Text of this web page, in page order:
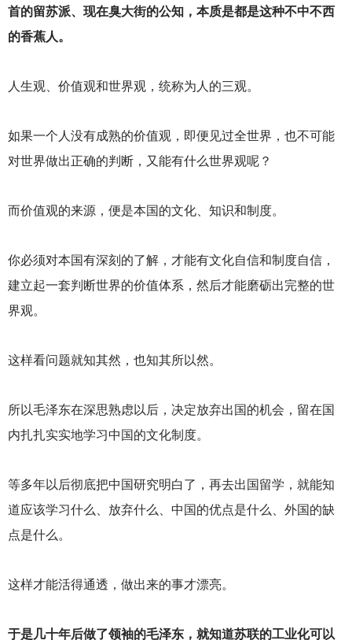
首的留苏派、现在臭大街的公知，本质是都是这种不中不西
的香蕉人。
人生观、价值观和世界观，统称为人的三观。
如果一个人没有成熟的价值观，即便见过全世界，也不可能
对世界做出正确的判断，又能有什么世界观呢？
而价值观的来源，便是本国的文化、知识和制度。
你必须对本国有深刻的了解，才能有文化自信和制度自信，
建立起一套判断世界的价值体系，然后才能磨砺出完整的世
界观。
这样看问题就知其然，也知其所以然。
所以毛泽东在深思熟虑以后，决定放弃出国的机会，留在国
内扎扎实实地学习中国的文化制度。
等多年以后彻底把中国研究明白了，再去出国留学，就能知
道应该学习什么、放弃什么、中国的优点是什么、外国的缺
点是什么。
这样才能活得通透，做出来的事才漂亮。
于是几十年后做了领袖的毛泽东，就知道苏联的工业化可以